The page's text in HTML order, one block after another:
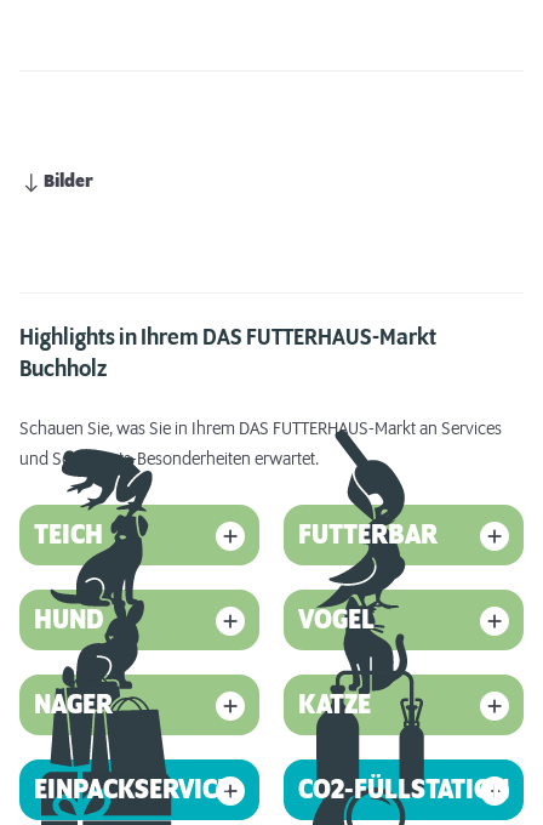
Bilder
Highlights in Ihrem DAS FUTTERHAUS-Markt
Buchholz
Schauen Sie, was Sie in Ihrem DAS FUTTERHAUS-Markt an Services
und Sortiments-Besonderheiten erwartet.
TEICH FUTTERBAR
HUND VOGEL
NAGER KATZE
EINPACKSERVICE CO2-FÜLLSTATION